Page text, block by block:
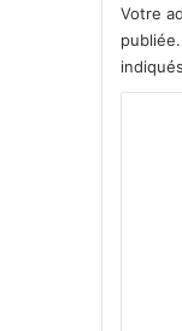
Votre
publiée.